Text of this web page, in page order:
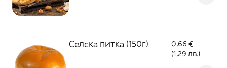
Селска питка (150г)
0,66 €
(1,29 лв.)